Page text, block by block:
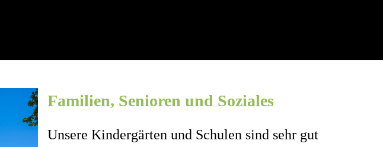
Familien, Senioren und Soziales
Unsere Kindergärten und Schulen sind sehr gut